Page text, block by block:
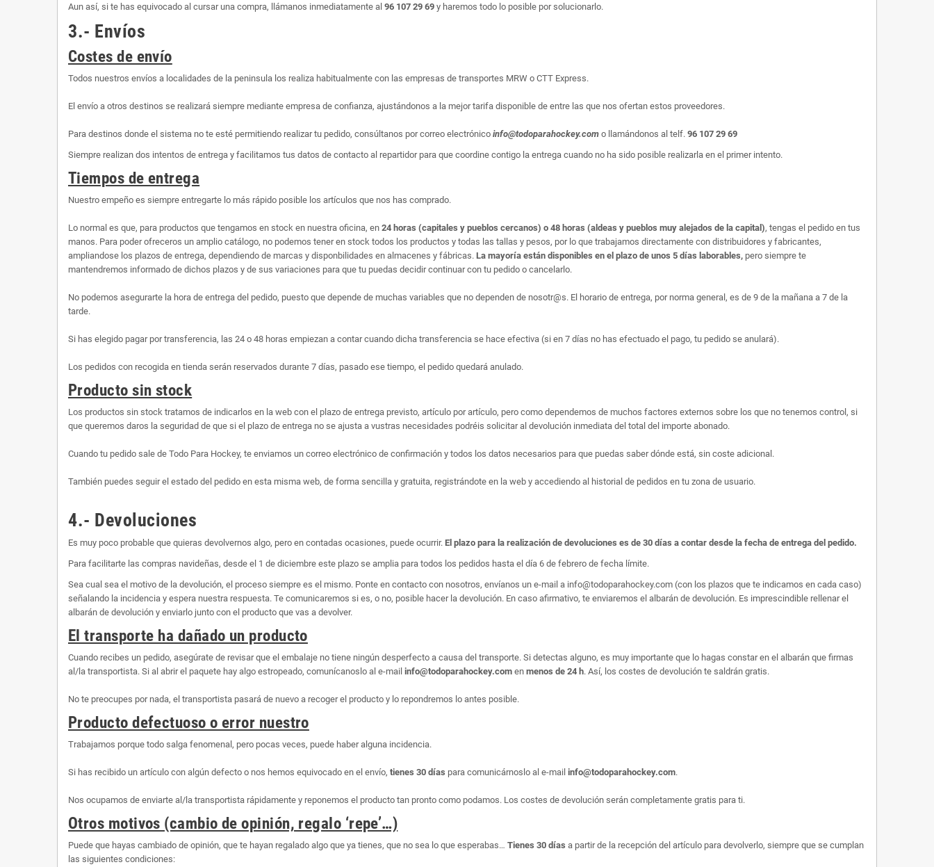
Aun así, si te has equivocado al cursar una compra, llámanos inmediatamente al 96 107 29 69 y haremos todo lo posible por solucionarlo.
3.- Envíos
Costes de envío
Todos nuestros envíos a localidades de la peninsula los realiza habitualmente con las empresas de transportes MRW o CTT Express.
El envío a otros destinos se realizará siempre mediante empresa de confianza, ajustándonos a la mejor tarifa disponible de entre las que nos ofertan estos proveedores.
Para destinos donde el sistema no te esté permitiendo realizar tu pedido, consúltanos por correo electrónico info@todoparahockey.com o llamándonos al telf. 96 107 29 69
Siempre realizan dos intentos de entrega y facilitamos tus datos de contacto al repartidor para que coordine contigo la entrega cuando no ha sido posible realizarla en el primer intento.
Tiempos de entrega
Nuestro empeño es siempre entregarte lo más rápido posible los artículos que nos has comprado.
Lo normal es que, para productos que tengamos en stock en nuestra oficina, en 24 horas (capitales y pueblos cercanos) o 48 horas (aldeas y pueblos muy alejados de la capital), tengas el pedido en tus
manos. Para poder ofreceros un amplio catálogo, no podemos tener en stock todos los productos y todas las tallas y pesos, por lo que trabajamos directamente con distribuidores y fabricantes,
ampliandose los plazos de entrega, dependiendo de marcas y disponbilidades en almacenes y fábricas. La mayoría están disponibles en el plazo de unos 5 días laborables, pero siempre te
mantendremos informado de dichos plazos y de sus variaciones para que tu puedas decidir continuar con tu pedido o cancelarlo.
No podemos asegurarte la hora de entrega del pedido, puesto que depende de muchas variables que no dependen de nosotr@s. El horario de entrega, por norma general, es de 9 de la mañana a 7 de la
tarde.
Si has elegido pagar por transferencia, las 24 o 48 horas empiezan a contar cuando dicha transferencia se hace efectiva (si en 7 días no has efectuado el pago, tu pedido se anulará).
Los pedidos con recogida en tienda serán reservados durante 7 días, pasado ese tiempo, el pedido quedará anulado.
Producto sin stock
Los productos sin stock tratamos de indicarlos en la web con el plazo de entrega previsto, artículo por artículo, pero como dependemos de muchos factores externos sobre los que no tenemos control, si
que queremos daros la seguridad de que si el plazo de entrega no se ajusta a vustras necesidades podréis solicitar al devolución inmediata del total del importe abonado.
Cuando tu pedido sale de Todo Para Hockey, te enviamos un correo electrónico de confirmación y todos los datos necesarios para que puedas saber dónde está, sin coste adicional.
También puedes seguir el estado del pedido en esta misma web, de forma sencilla y gratuita, registrándote en la web y accediendo al historial de pedidos en tu zona de usuario.
4.- Devoluciones
Es muy poco probable que quieras devolvernos algo, pero en contadas ocasiones, puede ocurrir. El plazo para la realización de devoluciones es de 30 días a contar desde la fecha de entrega del pedido.
Para facilitarte las compras navideñas, desde el 1 de diciembre este plazo se amplia para todos los pedidos hasta el día 6 de febrero de fecha límite.
Sea cual sea el motivo de la devolución, el proceso siempre es el mismo. Ponte en contacto con nosotros, envíanos un e-mail a info@todoparahockey.com (con los plazos que te indicamos en cada caso)
señalando la incidencia y espera nuestra respuesta. Te comunicaremos si es, o no, posible hacer la devolución. En caso afirmativo, te enviaremos el albarán de devolución. Es imprescindible rellenar el
albarán de devolución y enviarlo junto con el producto que vas a devolver.
El transporte ha dañado un producto
Cuando recibes un pedido, asegúrate de revisar que el embalaje no tiene ningún desperfecto a causa del transporte. Si detectas alguno, es muy importante que lo hagas constar en el albarán que firmas
al/la transportista. Si al abrir el paquete hay algo estropeado, comunícanoslo al e-mail info@todoparahockey.com en menos de 24 h. Así, los costes de devolución te saldrán gratis.
No te preocupes por nada, el transportista pasará de nuevo a recoger el producto y lo repondremos lo antes posible.
Producto defectuoso o error nuestro
Trabajamos porque todo salga fenomenal, pero pocas veces, puede haber alguna incidencia.
Si has recibido un artículo con algún defecto o nos hemos equivocado en el envío, tienes 30 días para comunicárnoslo al e-mail info@todoparahockey.com.
Nos ocupamos de enviarte al/la transportista rápidamente y reponemos el producto tan pronto como podamos. Los costes de devolución serán completamente gratis para ti.
Otros motivos (cambio de opinión, regalo ‘repe’…)
Puede que hayas cambiado de opinión, que te hayan regalado algo que ya tienes, que no sea lo que esperabas… Tienes 30 días a partir de la recepción del artículo para devolverlo, siempre que se cumplan
las siguientes condiciones: